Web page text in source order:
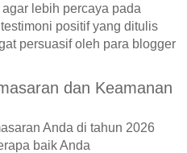
lebih percaya pada
positif yang ditulis
persuasif oleh para blogger
dan Keamanan
Anda di tahun 2026
baik Anda